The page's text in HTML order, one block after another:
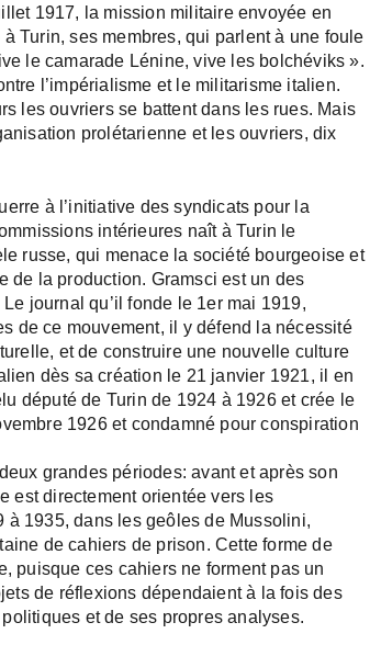
1917, la mission militaire envoyée en
Turin, ses membres, qui parlent à une foule
le camarade Lénine, vive les bolchéviks ».
l’impérialisme et le militarisme italien.
les ouvriers se battent dans les rues. Mais
prolétarienne et les ouvriers, dix
à l’initiative des syndicats pour la
intérieures naît à Turin le
russe, qui menace la société bourgeoise et
de la production. Gramsci est un des
journal qu’il fonde le 1er mai 1919,
de ce mouvement, il y défend la nécessité
et de construire une nouvelle culture
dès sa création le 21 janvier 1921, il en
député de Turin de 1924 à 1926 et crée le
1926 et condamné pour conspiration
grandes périodes: avant et après son
est directement orientée vers les
1935, dans les geôles de Mussolini,
de cahiers de prison. Cette forme de
puisque ces cahiers ne forment pas un
de réflexions dépendaient à la fois des
et de ses propres analyses.